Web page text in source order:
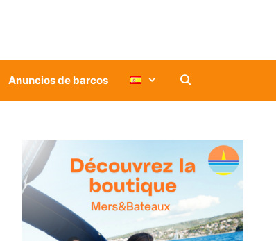
Anuncios de barcos